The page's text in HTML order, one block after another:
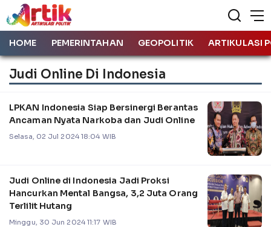
HOME PEMERINTAHAN GEOPOLITIK ARTIKULASI
Judi Online Di Indonesia
LPKAN Indonesia Siap Bersinergi Berantas
Ancaman Nyata Narkoba dan Judi Online
Selasa, 02 Jul 2024 18:04 WIB
Judi Online di Indonesia Jadi Proksi
Hancurkan Mental Bangsa, 3,2 Juta Orang
Terlilit Hutang
Minggu, 30 Jun 2024 11:17 WIB